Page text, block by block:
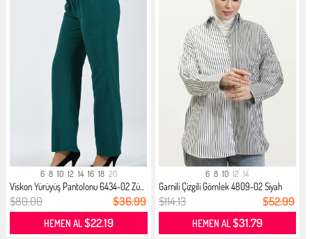
6 8 10 12 14 16 18 20
Viskon Yürüyüş Pantolonu 6434-02 Zü...
$80.00 $36.99
HEMEN AL$22.19
6 8 10 12 14
Garnili Çizgili Gömlek 4809-02 Siyah
$114.13 $52.99
HEMEN AL$31.79